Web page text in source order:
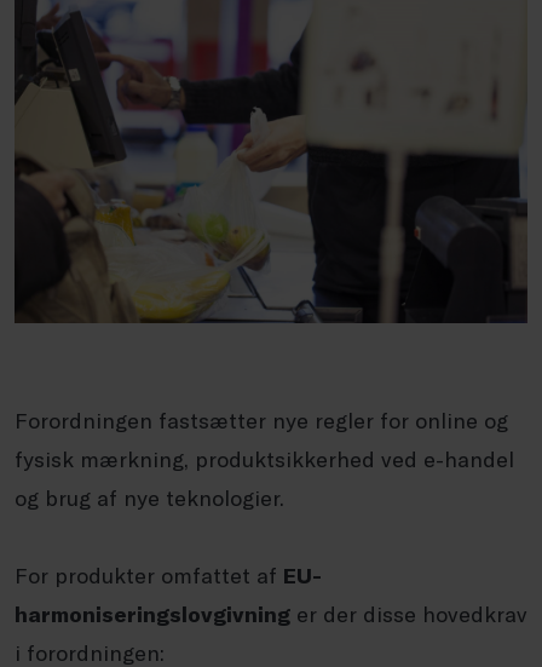
Forordningen fastsætter nye regler for online og
fysisk mærkning, produktsikkerhed ved e-handel
og brug af nye teknologier.
For produkter omfattet af EU-
harmoniseringslovgivning er der disse hovedkrav
i forordningen: